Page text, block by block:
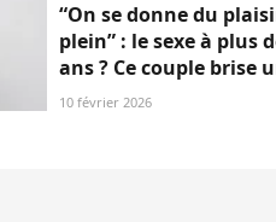
“On se donne du
plein” : le sexe à plus
ans ? Ce couple brise
non-dit sur ces images
10 février 2026